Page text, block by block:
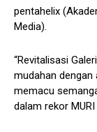
pentahelix
Media).
“Revitalisasi
mudahan dengan
memacu
dalam rekor